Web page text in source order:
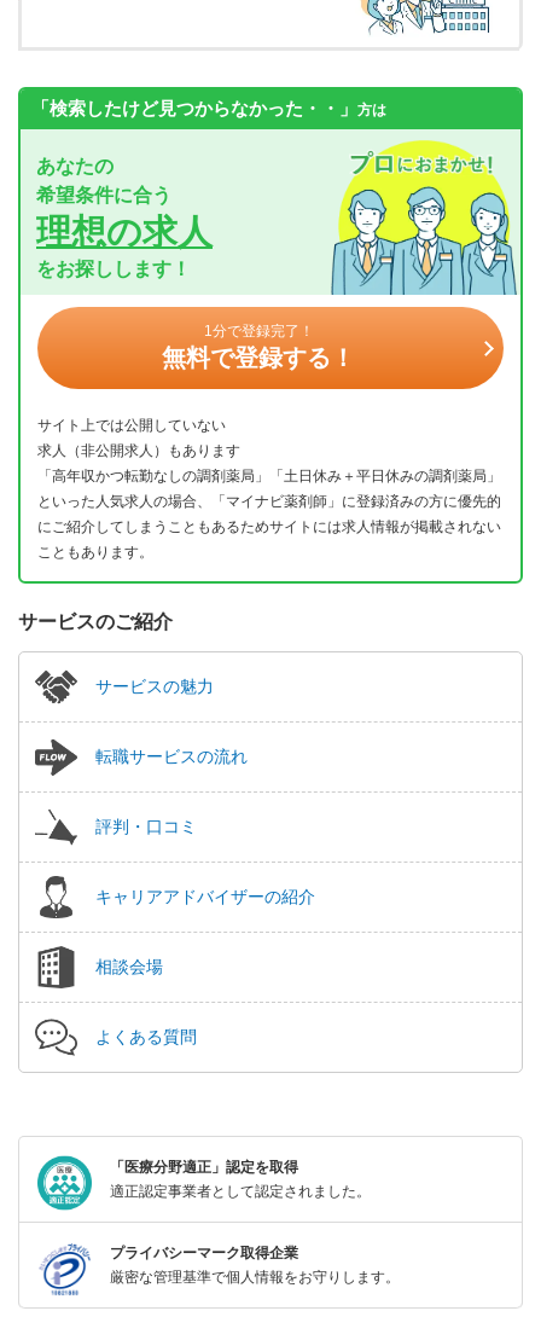
「検索したけど見つからなかった・・」 方は
あなたの
希望条件に合う
理想の求人
をお探しします！
1分で登録完了！
無料で登録する！
サイト上では公開していない
求人（非公開求人）もあります
「高年収かつ転勤なしの調剤薬局」「土日休み＋平日休みの調剤薬局」
といった人気求人の場合、「マイナビ薬剤師」に登録済みの方に優先的
にご紹介してしまうこともあるためサイトには求人情報が掲載されない
こともあります。
サービスのご紹介
サービスの魅力
転職サービスの流れ
評判・口コミ
キャリアアドバイザーの紹介
相談会場
よくある質問
「医療分野適正」認定を取得
適正認定事業者として認定されました。
プライバシーマーク取得企業
厳密な管理基準で個人情報をお守りします。